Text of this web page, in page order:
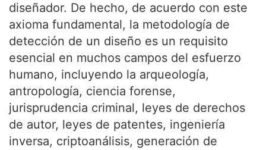
diseñador. De hecho, de acuerdo con este
axioma fundamental, la metodología de
detección de un diseño es un requisito
esencial en muchos campos del esfuerzo
humano, incluyendo la arqueología,
antropología, ciencia forense,
jurisprudencia criminal, leyes de derechos
de autor, leyes de patentes, ingeniería
inversa, criptoanálisis, generación de